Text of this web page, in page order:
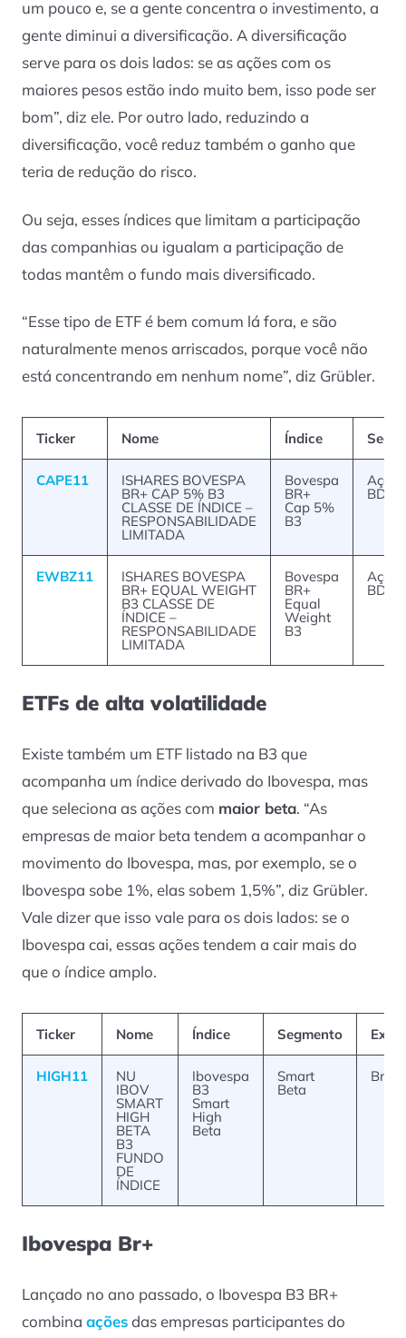
um pouco e, se a gente concentra o investimento, a
gente diminui a diversificação. A diversificação
serve para os dois lados: se as ações com os
maiores pesos estão indo muito bem, isso pode ser
bom”, diz ele. Por outro lado, reduzindo a
diversificação, você reduz também o ganho que
teria de redução do risco.
Ou seja, esses índices que limitam a participação
das companhias ou igualam a participação de
todas mantêm o fundo mais diversificado.
“Esse tipo de ETF é bem comum lá fora, e são
naturalmente menos arriscados, porque você não
está concentrando em nenhum nome”, diz Grübler.
Ticker Nome Índice
CAPE11 ISHARES BOVESPA
BR+ CAP 5% B3
CLASSE DE ÍNDICE –
RESPONSABILIDADE
LIMITADA
Bovespa
BR+
Cap 5%
B3
BDRs
EWBZ11 ISHARES BOVESPA
BR+ EQUAL WEIGHT
B3 CLASSE DE
ÍNDICE –
RESPONSABILIDADE
LIMITADA
Bovespa
BR+
Equal
Weight
B3
BDRs
ETFs de alta volatilidade
Existe também um ETF listado na B3 que
acompanha um índice derivado do Ibovespa, mas
que seleciona as ações com maior beta. “As
empresas de maior beta tendem a acompanhar o
movimento do Ibovespa, mas, por exemplo, se o
Ibovespa sobe 1%, elas sobem 1,5%”, diz Grübler.
Vale dizer que isso vale para os dois lados: se o
Ibovespa cai, essas ações tendem a cair mais do
que o índice amplo.
Ticker Nome Índice Segmento
HIGH11 NU
IBOV
SMART
HIGH
BETA
B3
FUNDO
DE
ÍNDICE
Ibovespa
B3
Smart
High
Beta
Smart
Beta
Brasil
Ibovespa Br+
Lançado no ano passado, o Ibovespa B3 BR+
combina açõesdas empresas participantes do